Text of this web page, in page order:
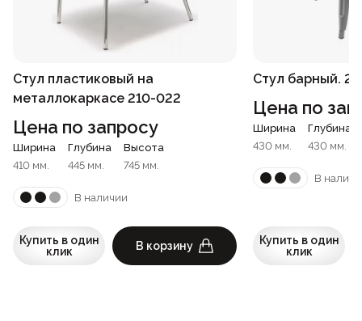
Стул пластиковый на
металлокаркасе 210-022
Цена по запросу
Ширина
410 мм.
Глубина
445 мм.
Высота
745 мм.
В наличии
Купить в один
клик
В корзину
Стул барный.
Цена по
Ширина
430 мм.
Глубина
430 мм.
В
Купить в один
клик